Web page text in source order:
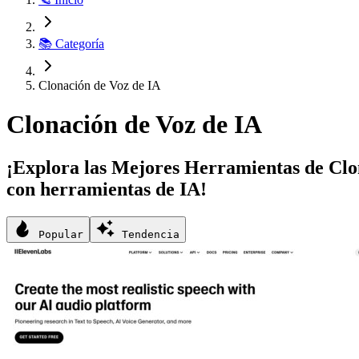
📚 Categoría
Clonación de Voz de IA
Clonación de Voz de IA
¡Explora las Mejores Herramientas de
con herramientas de IA!
Popular Tendencia